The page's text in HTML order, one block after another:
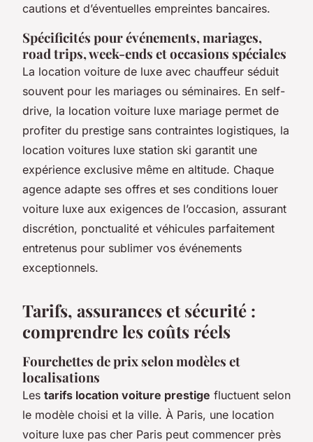
cautions et d’éventuelles empreintes bancaires.
Spécificités pour événements, mariages,
road trips, week-ends et occasions spéciales
La location voiture de luxe avec chauffeur séduit
souvent pour les mariages ou séminaires. En self-
drive, la location voiture luxe mariage permet de
profiter du prestige sans contraintes logistiques, la
location voitures luxe station ski garantit une
expérience exclusive même en altitude. Chaque
agence adapte ses offres et ses conditions louer
voiture luxe aux exigences de l’occasion, assurant
discrétion, ponctualité et véhicules parfaitement
entretenus pour sublimer vos événements
exceptionnels.
Tarifs, assurances et sécurité :
comprendre les coûts réels
Fourchettes de prix selon modèles et
localisations
Les tarifs location voiture prestige fluctuent selon
le modèle choisi et la ville. À Paris, une location
voiture luxe pas cher Paris peut commencer près